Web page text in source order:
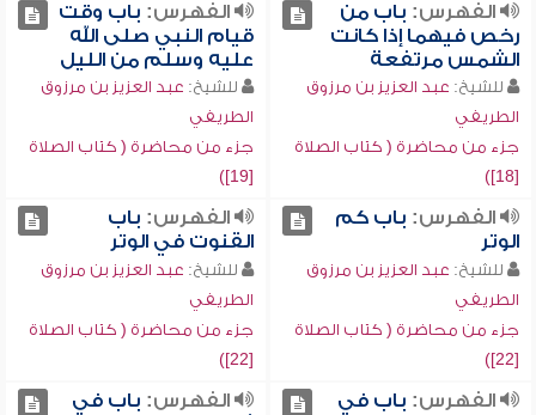
الفهرس: باب من
رخص فيهما إذا كانت
الشمس مرتفعة
للشيخ: عبد العزيز بن مرزوق
الطريفي
جزء من محاضرة ( كتاب الصلاة
[18])
الفهرس: باب وقت
قيام النبي صلى الله
عليه وسلم من الليل
للشيخ: عبد العزيز بن مرزوق
الطريفي
جزء من محاضرة ( كتاب الصلاة
[19])
الفهرس: باب كم
الوتر
للشيخ: عبد العزيز بن مرزوق
الطريفي
جزء من محاضرة ( كتاب الصلاة
[22])
الفهرس: باب
القنوت في الوتر
للشيخ: عبد العزيز بن مرزوق
الطريفي
جزء من محاضرة ( كتاب الصلاة
[22])
الفهرس: باب في
الفهرس: باب في